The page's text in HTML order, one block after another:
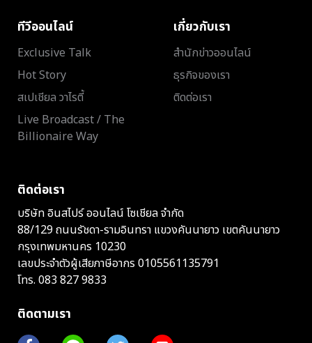
ทีวีออนไลน์
Exclusive Talk
Hot Story
สเปเชียล วาไรตี้
Live Broadcast / The
Billionaire Way
เกี่ยวกับเรา
สำนักข่าวออนไลน์
ธุรกิจของเรา
ติดต่อเรา
ติดต่อเรา
บริษัท อินสไปร์ ออนไลน์ โซเชียล จำกัด
88/129 ถนนรัชดา-รามอินทรา แขวงคันนายาว เขตคันนายาว
กรุงเทพมหานคร 10230
เลขประจำตัวผู้เสียภาษีอากร 0105561135791
โทร. 083 827 9833
ติดตามเรา